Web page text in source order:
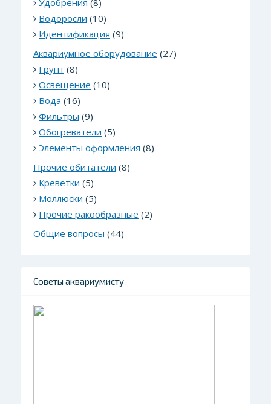
Удобрения (8)
Водоросли (10)
Идентификация (9)
Аквариумное оборудование (27)
Грунт (8)
Освещение (10)
Вода (16)
Фильтры (9)
Обогреватели (5)
Элементы оформления (8)
Прочие обитатели (8)
Креветки (5)
Моллюски (5)
Прочие ракообразные (2)
Общие вопросы (44)
Советы аквариумисту